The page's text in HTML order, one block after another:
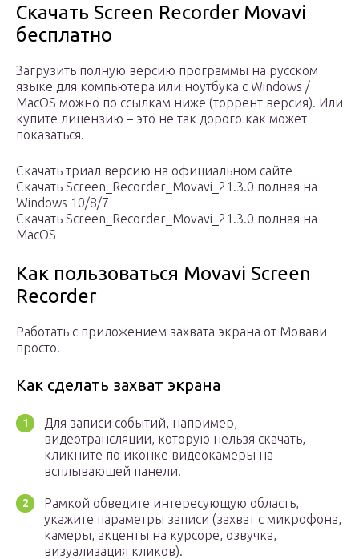
Скачать Screen Recorder Movavi
бесплатно
Загрузить полную версию программы на русском
языке для компьютера или ноутбука с Windows /
MacOS можно по ссылкам ниже (торрент версия). Или
купите лицензию – это не так дорого как может
показаться.
Скачать триал версию на официальном сайте
Скачать Screen_Recorder_Movavi_21.3.0 полная на
Windows 10/8/7
Скачать Screen_Recorder_Movavi_21.3.0 полная на
MacOS
Как пользоваться Movavi Screen
Recorder
Работать с приложением захвата экрана от Мовави
просто.
Как сделать захват экрана
Для записи событий, например,
видеотрансляции, которую нельзя скачать,
кликните по иконке видеокамеры на
всплывающей панели.
Рамкой обведите интересующую область,
укажите параметры записи (захват с микрофона,
камеры, акценты на курсоре, озвучка,
визуализация кликов).